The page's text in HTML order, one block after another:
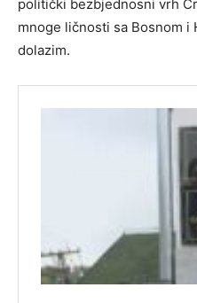
politički bezbjednosni vrh
mnoge ličnosti sa Bosnom i
dolazim.